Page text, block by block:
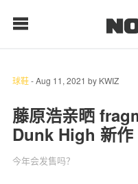
球鞋-Aug 11, 2021 by KWIZ
藤原浩亲晒
Dunk High 新作
今年会发售吗？